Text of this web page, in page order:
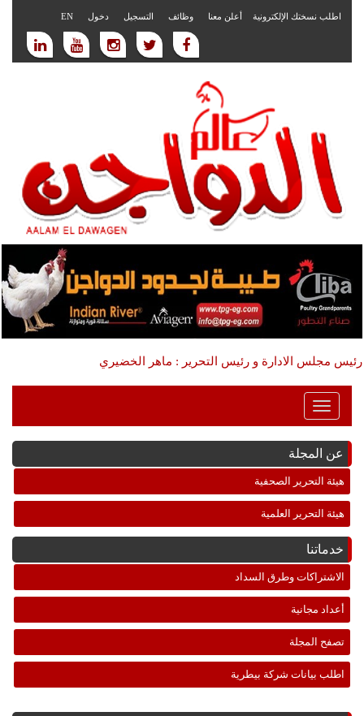
اطلب نسختك الإلكترونية أعلن معنا وظائف التسجيل دخول EN
رئيس مجلس الادارة و رئيس التحرير : ماهر الخضيري
Toggle
Navigation
عن المجلة
هيئة التحرير الصحفية
هيئة التحرير العلمية
خدماتنا
الاشتراكات وطرق السداد
أعداد مجانية
تصفح المجلة
اطلب بيانات شركة بيطرية